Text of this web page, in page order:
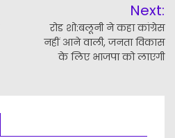
Next:
रोड शो:बलूनी ने कहा कांग्रेस
नहीं आने वाली, जनता विकास
के लिए भाजपा को लाएगी